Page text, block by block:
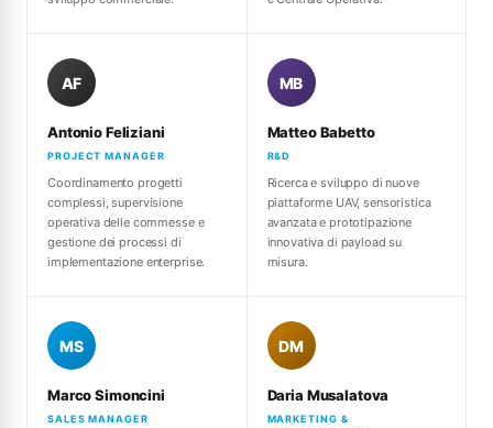
AF
Antonio Feliziani
PROJECT MANAGER
Coordinamento progetti
complessi, supervisione
operativa delle commesse e
gestione dei processi di
implementazione enterprise.
MB
Matteo Babetto
R&D
Ricerca e sviluppo di nuove
piattaforme UAV, sensoristica
avanzata e prototipazione
innovativa di payload su
misura.
MS
Marco Simoncini
SALES MANAGER
DM
Daria Musalatova
MARKETING &